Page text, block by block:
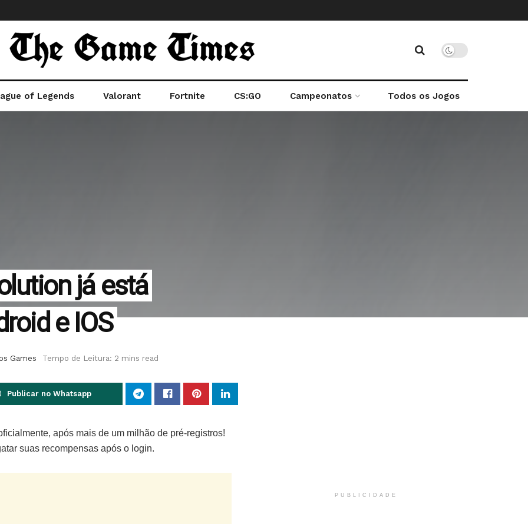
of Legends Valorant Fortnite CS:GO Campeonatos Todos os Jogos
já está
e IOS
Games Tempo de Leitura: 2 mins read
Publicar no Whatsapp
após mais de um milhão de pré-registros!
suas recompensas após o login.
PUBLICIDADE